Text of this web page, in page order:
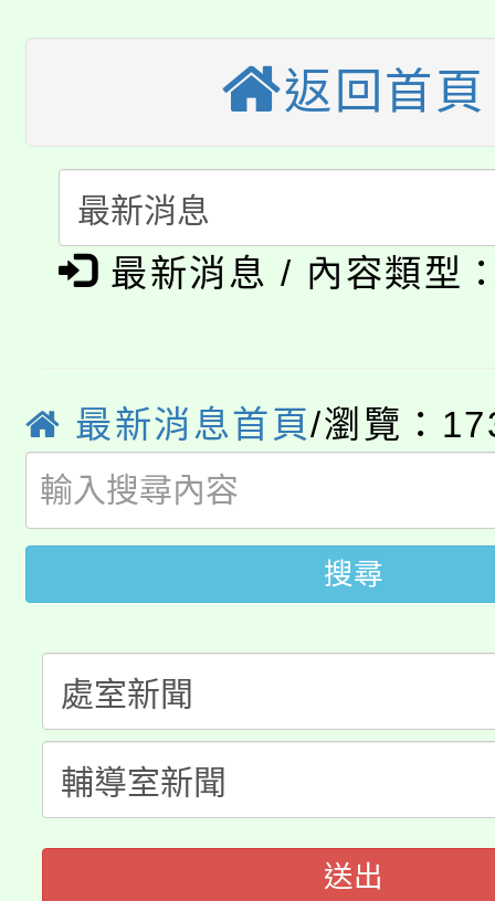
《TA101》溝通分析基
程，歡迎學生輔導中心
心理、諮商輔導、社會
系所師生報名參加。
縣市「校園短影音徵
門員」簡章及活動海報
踴躍報名參加。
桃園市115學年度學生
要點
「桃園市補助參觀特色
展演活動實施計畫」
115年度「教育部表揚
義教育推展貢獻獎」
公告本校115學年度第
「2026金融保險知識
生本土語及新住民語歌
公告本校115學年度第
代理(課)教師甄選結果(
公告本校115學年度第
代理(課)教師甄選結果(
轉知中國文化大學推廣
《TA101》溝通分析基
程，歡迎學生輔導中心
心理、諮商輔導、社會
系所師生報名參加。
轉知苗栗縣政府辦理
門員」簡章及活動海報
踴躍報名參加。
要點
「桃園市補助參觀特色
展演活動實施計畫」
115年度「教育部表揚
義教育推展貢獻獎」
返回首頁
最新消息 / 內容類型
最新消息首頁/瀏覽：
搜尋
送出